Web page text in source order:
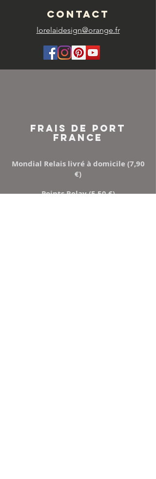
CONTACT
lorelaidesign@orange.fr
FRAIS DE PORT
FRANCE
Mondial Relais livré à domicile (7,90
€)
Points Relay (5,50 €)